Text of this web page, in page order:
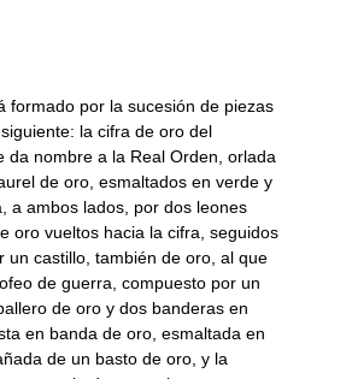
formado por la sucesión de piezas
la cifra de oro del
da nombre a la Real Orden, orlada
de oro, esmaltados en verde y
a ambos lados, por dos leones
oro vueltos hacia la cifra, seguidos
un castillo, también de oro, al que
de guerra, compuesto por un
de oro y dos banderas en
en banda de oro, esmaltada en
de un basto de oro, y la